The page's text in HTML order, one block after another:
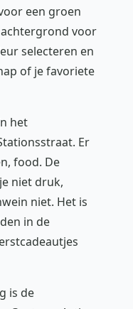
een groen
voor
selecteren en
of je favoriete
het
Er
food. De
niet druk,
niet. Het is
in de
is de